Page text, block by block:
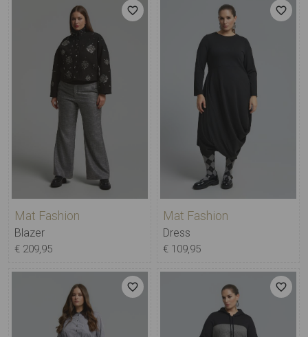
Mat Fashion
Blazer
€ 209,95
Mat Fashion
Dress
€ 109,95